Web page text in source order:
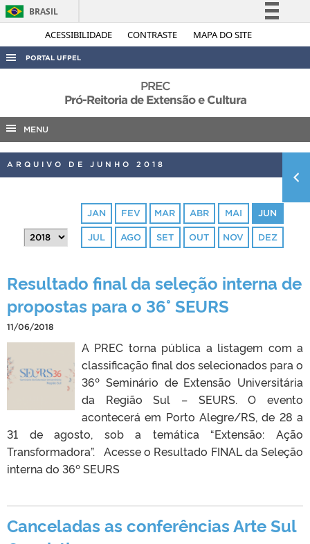
ACESSIBILIDADE CONTRASTE MAPA DO SITE
BRASIL
Simplifique!
Acesso à informação
Legislação
PORTAL UFPEL
AUDITORIA
COBALTO
CONCURSOS
PORTARIAS
PREC
Pró-Reitoria de Extensão e Cultura
MENU
ARQUIVO DE JUNHO 2018
JAN FEV MAR ABR MAI JUN
JUL AGO SET OUT NOV DEZ
Resultado final da seleção interna de
propostas para o 36° SEURS
11/06/2018
A PREC torna pública a listagem com a
classificação final dos selecionados para o
36º Seminário de Extensão Universitária
da Região Sul – SEURS. O evento
acontecerá em Porto Alegre/RS, de 28 a
31 de agosto, sob a temática “Extensão: Ação
Transformadora”. Acesse o Resultado FINAL da Seleção
interna do 36º SEURS
Canceladas as conferências Arte Sul